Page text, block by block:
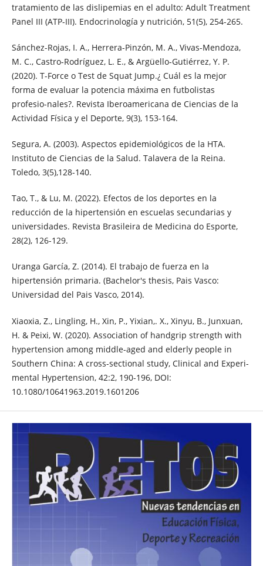
tratamiento de las dislipemias en el adulto: Adult Treatment
Panel III (ATP-III). Endocrinología y nutrición, 51(5), 254-265.
Sánchez-Rojas, I. A., Herrera-Pinzón, M. A., Vivas-Mendoza,
M. C., Castro-Rodríguez, L. E., & Argüello-Gutiérrez, Y. P.
(2020). T-Force o Test de Squat Jump.¿ Cuál es la mejor
forma de evaluar la potencia máxima en futbolistas
profesio-nales?. Revista Iberoamericana de Ciencias de la
Actividad Física y el Deporte, 9(3), 153-164.
Segura, A. (2003). Aspectos epidemiológicos de la HTA.
Instituto de Ciencias de la Salud. Talavera de la Reina.
Toledo, 3(5),128-140.
Tao, T., & Lu, M. (2022). Efectos de los deportes en la
reducción de la hipertensión en escuelas secundarias y
universidades. Revista Brasileira de Medicina do Esporte,
28(2), 126-129.
Uranga García, Z. (2014). El trabajo de fuerza en la
hipertensión primaria. (Bachelor's thesis, Pais Vasco:
Universidad del Pais Vasco, 2014).
Xiaoxia, Z., Lingling, H., Xin, P., Yixian,. X., Xinyu, B., Junxuan,
H. & Peixi, W. (2020). Association of handgrip strength with
hypertension among middle-aged and elderly people in
Southern China: A cross-sectional study, Clinical and Experi-
mental Hypertension, 42:2, 190-196, DOI:
10.1080/10641963.2019.1601206